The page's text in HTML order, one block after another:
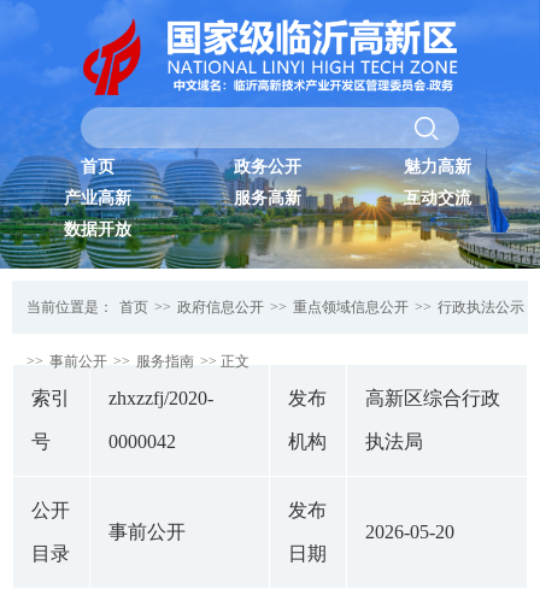
首页 政务公开
魅力高新
产业高新
服务高新
互动交流
数据开放
当前位置是： 首页 >> 政府信息公开 >> 重点领域信息公开 >> 行政执法公示
>> 事前公开 >> 服务指南 >> 正文
索引
号
zhxzzfj/2020-
0000042
发布
机构
高新区综合行政
执法局
公开
目录
事前公开
发布
日期
2026-05-20